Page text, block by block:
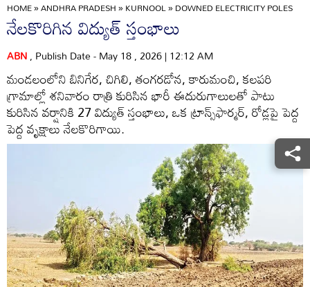
HOME»ANDHRA PRADESH»KURNOOL»DOWNED ELECTRICITY POLES
నేలకొరిగిన విద్యుత్‌ స్తంభాలు
ABN, Publish Date - May 18 , 2026 | 12:12 AM
మండలంలోని బినిగేర, చిగిలి, తంగరడోన, కారుమంచి, కలపరి
గ్రామాల్లో శనివారం రాత్రి కురిసిన భారీ ఈదురుగాలులతో పాటు
కురిసిన వర్షానికి 27 విద్యుత్‌ స్తంభాలు, ఒక ట్రాన్స్‌ఫార్మర్‌, రోడ్లపై పెద్ద
పెద్ద వృక్షాలు నేలకొరిగాయి.